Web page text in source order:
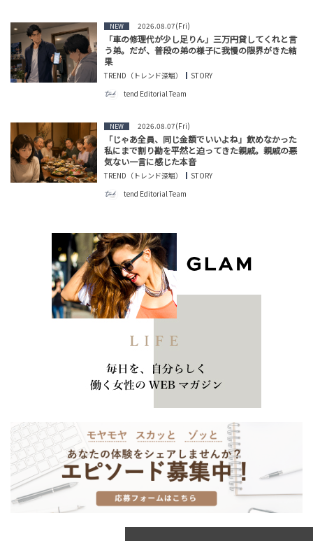
NEW 2026.08.07(Fri)
「車の修理代が少し足りん」三万円貸してくれと言
う弟。だが、普段の弟の様子に我慢の限界がきた結
果
TREND（トレンド深堀）
STORY
tend Editorial Team
NEW 2026.08.07(Fri)
「じゃあ全員、同じ金額でいいよね」飲めなかった
私にまで割り勘を平然と迫ってきた親戚。親戚の悪
気ない一言に感じた本音
TREND（トレンド深堀）
STORY
tend Editorial Team